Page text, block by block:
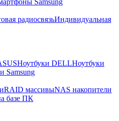
Samsung
радиосвязьИндивидуальная
Ноутбуки DELLНоутбуки
Samsung
RAID массивыNAS накопители
базе ПК